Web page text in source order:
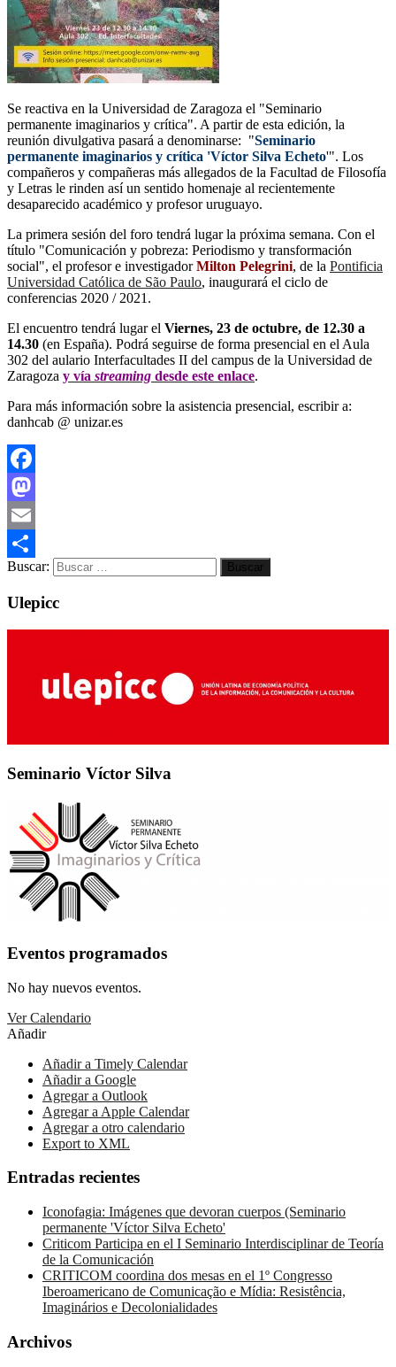
Se reactiva en la Universidad de Zaragoza el "Seminario
permanente imaginarios y crítica". A partir de esta edición, la
reunión divulgativa pasará a denominarse: "Seminario
permanente imaginarios y crítica 'Víctor Silva Echeto'". Los
compañeros y compañeras más allegados de la Facultad de Filosofía
y Letras le rinden así un sentido homenaje al recientemente
desaparecido académico y profesor uruguayo.
La primera sesión del foro tendrá lugar la próxima semana. Con el
título "Comunicación y pobreza: Periodismo y transformación
social", el profesor e investigadorMilton Pelegrini, de la Pontificia
Universidad Católica de São Paulo, inaugurará el ciclo de
conferencias 2020 / 2021.
El encuentro tendrá lugar el Viernes, 23 de octubre, de 12.30 a
14.30 (en España). Podrá seguirse de forma presencial en el Aula
302 del aulario Interfacultades II del campus de la Universidad de
Zaragoza y vía streaming desde este enlace.
Para más información sobre la asistencia presencial, escribir a:
danhcab @ unizar.es
Facebook
Mastodon
Email
Compartir
Buscar:
Ulepicc
Seminario Víctor Silva
Eventos programados
No hay nuevos eventos.
Ver Calendario
Añadir
Añadir a Timely Calendar
Añadir a Google
Agregar a Outlook
Agregar a Apple Calendar
Agregar a otro calendario
Export to XML
Entradas recientes
Iconofagia: Imágenes que devoran cuerpos (Seminario
permanente 'Víctor Silva Echeto'
Criticom Participa en el I Seminario Interdisciplinar de Teoría
de la Comunicación
CRITICOM coordina dos mesas en el 1º Congresso
Iberoamericano de Comunicação e Mídia: Resistência,
Imaginários e Decolonialidades
Archivos